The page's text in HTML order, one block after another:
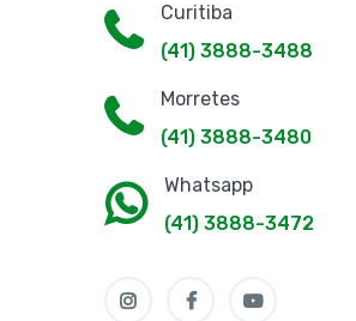
Curitiba
(41) 3888-3488
Morretes
(41) 3888-3480
Whatsapp
(41) 3888-3472